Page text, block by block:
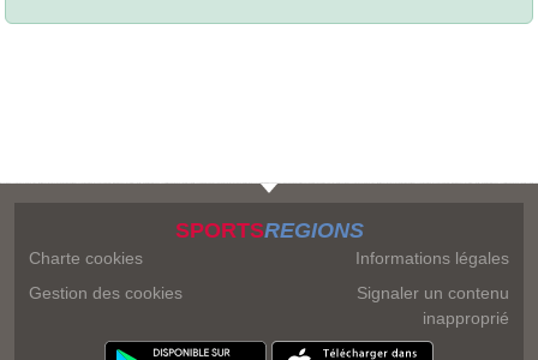
SPORTSREGIONS
Charte cookies
Gestion des cookies
Informations légales
Signaler un contenu
inapproprié